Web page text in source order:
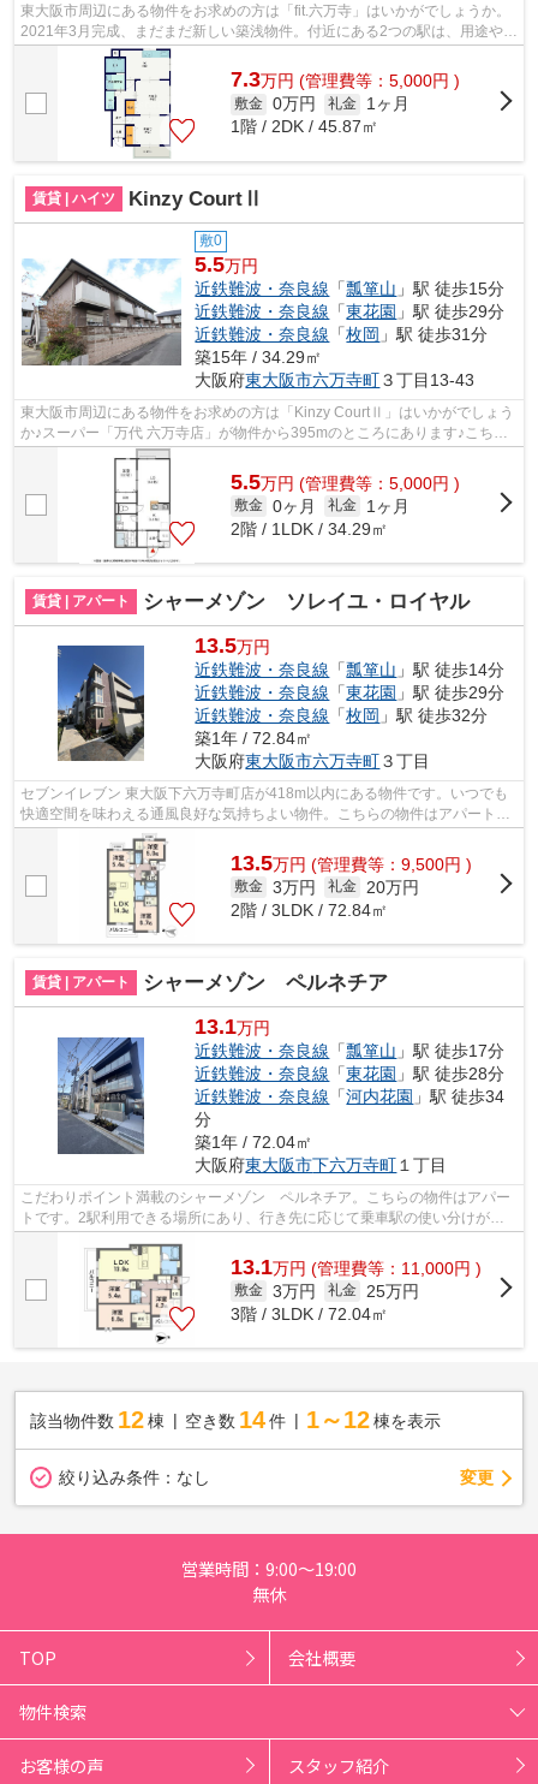
東大阪市周辺にある物件をお求めの方は「fit.六万寺」はいかがでしょうか。
2021年3月完成、まだまだ新しい築浅物件。付近にある2つの駅は、用途や行
き先に応じて使い分けることができ...
7.3万円 (管理費等：5,000円 )
敷金 0万円 礼金
1ヶ月
1階 / 2DK / 45.87㎡
賃貸 | ハイツ Kinzy CourtⅡ
敷0
5.5万円
近鉄難波・奈良線 「瓢箪山 」駅 徒歩15分
近鉄難波・奈良線 「東花園 」駅 徒歩29分
近鉄難波・奈良線 「枚岡 」駅 徒歩31分
築15年 / 34.29㎡
大阪府東大阪市六万寺町３丁目13-43
東大阪市周辺にある物件をお求めの方は「Kinzy CourtⅡ」はいかがでしょう
か♪スーパー「万代 六万寺店」が物件から395mのところにあります♪こちら
は初期費用をカードでお支払いいただけ...
5.5万円 (管理費等：5,000円 )
敷金 0ヶ月 礼金
1ヶ月
2階 / 1LDK / 34.29㎡
賃貸 | アパート シャーメゾン ソレイユ・ロイヤル
13.5万円
近鉄難波・奈良線 「瓢箪山 」駅 徒歩14分
近鉄難波・奈良線 「東花園 」駅 徒歩29分
近鉄難波・奈良線 「枚岡 」駅 徒歩32分
築1年 / 72.84㎡
大阪府東大阪市六万寺町３丁目
セブンイレブン 東大阪下六万寺町店が418m以内にある物件です。いつでも
快適空間を味わえる通風良好な気持ちよい物件。こちらの物件はアパートで
す。眺めの良い物件探しは、こちらの場...
13.5万円 (管理費等：9,500円 )
敷金 3万円 礼金
20万円
2階 / 3LDK / 72.84㎡
賃貸 | アパート シャーメゾン ペルネチア
13.1万円
近鉄難波・奈良線 「瓢箪山 」駅 徒歩17分
近鉄難波・奈良線 「東花園 」駅 徒歩28分
近鉄難波・奈良線 「河内花園 」駅 徒歩34
分
築1年 / 72.04㎡
大阪府東大阪市下六万寺町 １丁目
こだわりポイント満載のシャーメゾン ペルネチア。こちらの物件はアパー
トです。2駅利用できる場所にあり、行き先に応じて乗車駅の使い分けがで
13.1万円 (管理費等：11,000円 )
敷金 3万円 礼金
25万円
3階 / 3LDK / 72.04㎡
該当物件数 12棟 空き数 14 件 1～12 棟を表示
絞り込み条件： なし 変更
営業時間：9:00～19:00
無休
TOP 会社概要
物件検索
お客様の声 スタッフ紹介